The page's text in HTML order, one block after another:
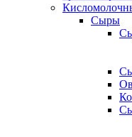
Сыры